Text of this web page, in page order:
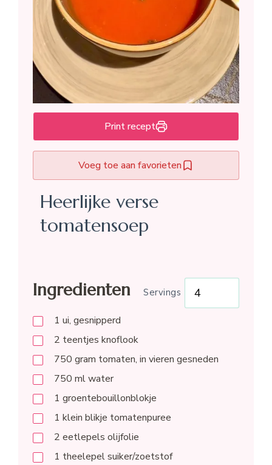
Print recept
Voeg toe aan favorieten
Heerlijke verse
tomatensoep
Ingredienten Servings
1 ui, gesnipperd
2 teentjes knoflook
750 gram tomaten, in vieren gesneden
750 mlwater
1 groentebouillonblokje
1 klein blikje tomatenpuree
2 eetlepels olijfolie
1 theelepelsuiker/zoetstof